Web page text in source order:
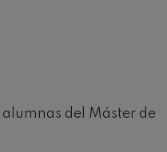
alumnas del Máster de